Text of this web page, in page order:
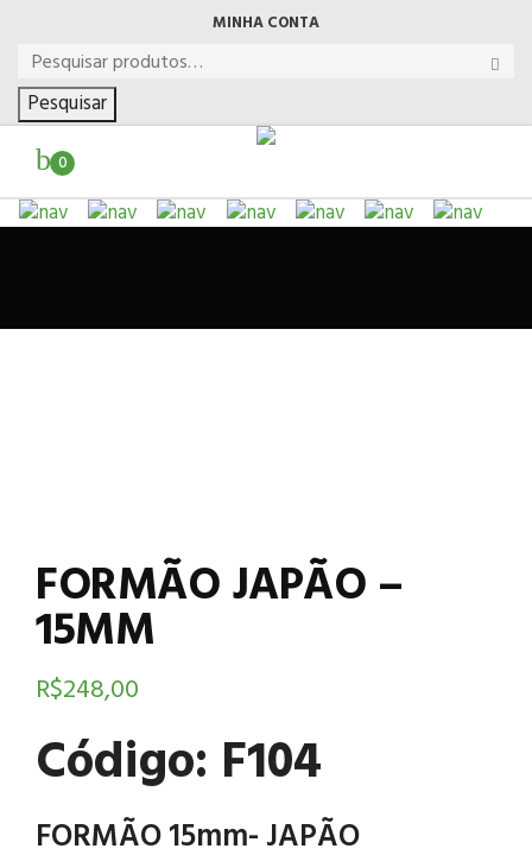
MINHA CONTA
Pesquisar
0
FORMÃO JAPÃO –
15MM
R$248,00
Código: F104
FORMÃO 15mm- JAPÃO